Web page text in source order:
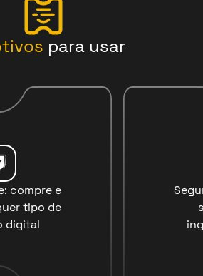
para usar
compre e
tipo de
digital